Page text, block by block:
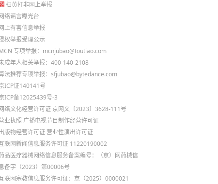
扫黄打非网上举报
络谣言曝光台
上有害信息举报
权举报受理公示
专项举报：mcnjubao@toutiao.com
成年人相关举报：400-140-2108
法推荐专项举报：sfjubao@bytedance.com
ICP证140141号
ICP备12025439号-3
络文化经营许可证 京网文〔2023〕3628-111号
业执照 广播电视节目制作经营许可证
版物经营许可证 营业性演出许可证
联网新闻信息服务许可证 11220190002
品医疗器械网络信息服务备案编号：（京）网药械信
备字（2023）第00006号
联网宗教信息服务许可证：京（2025）0000021